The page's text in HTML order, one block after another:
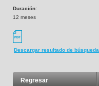
Duración:
12 meses
Descargar resultado de búsqueda
Regresar